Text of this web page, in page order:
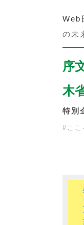
Web
の未
序
木
特別
# ここ